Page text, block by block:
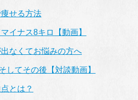
せる方法
イナス8キロ【動画】
なくてお悩みの方へ
してその後【対談動画】
とは？